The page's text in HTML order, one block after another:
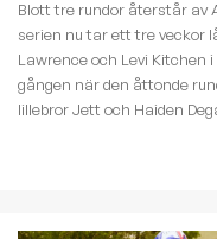
Blott tre rundor återstår av
serien nu tar ett tre veckor
Lawrence och Levi Kitchen
gången när den åttonde
lillebror Jett och Haiden